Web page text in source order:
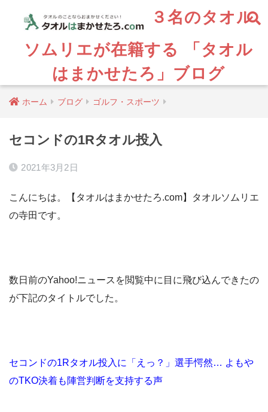
３名のタオル
ソムリエが在籍する 「タオル
はまかせたろ」ブログ
ホーム ブログ ゴルフ・スポーツ
セコンドの1Rタオル投入
2021年3月2日
こんにちは。【タオルはまかせたろ.com】タオルソムリエ
の寺田です。
数日前のYahoo!ニュースを閲覧中に目に飛び込んできたの
が下記のタイトルでした。
セコンドの1Rタオル投入に「えっ？」選手愕然… よもや
のTKO決着も陣営判断を支持する声